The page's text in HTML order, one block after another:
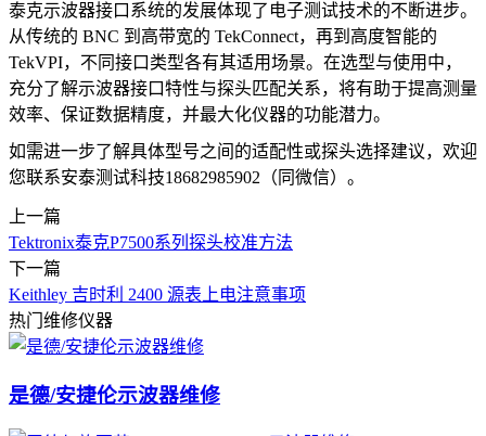
泰克示波器接口系统的发展体现了电子测试技术的不断进步。
从传统的 BNC 到高带宽的 TekConnect，再到高度智能的
TekVPI，不同接口类型各有其适用场景。在选型与使用中，
充分了解示波器接口特性与探头匹配关系，将有助于提高测量
效率、保证数据精度，并最大化仪器的功能潜力。
如需进一步了解具体型号之间的适配性或探头选择建议，欢迎
您联系安泰测试科技18682985902（同微信）。
上一篇
Tektronix泰克P7500系列探头校准方法
下一篇
Keithley 吉时利 2400 源表上电注意事项
热门维修仪器
是德/安捷伦示波器维修